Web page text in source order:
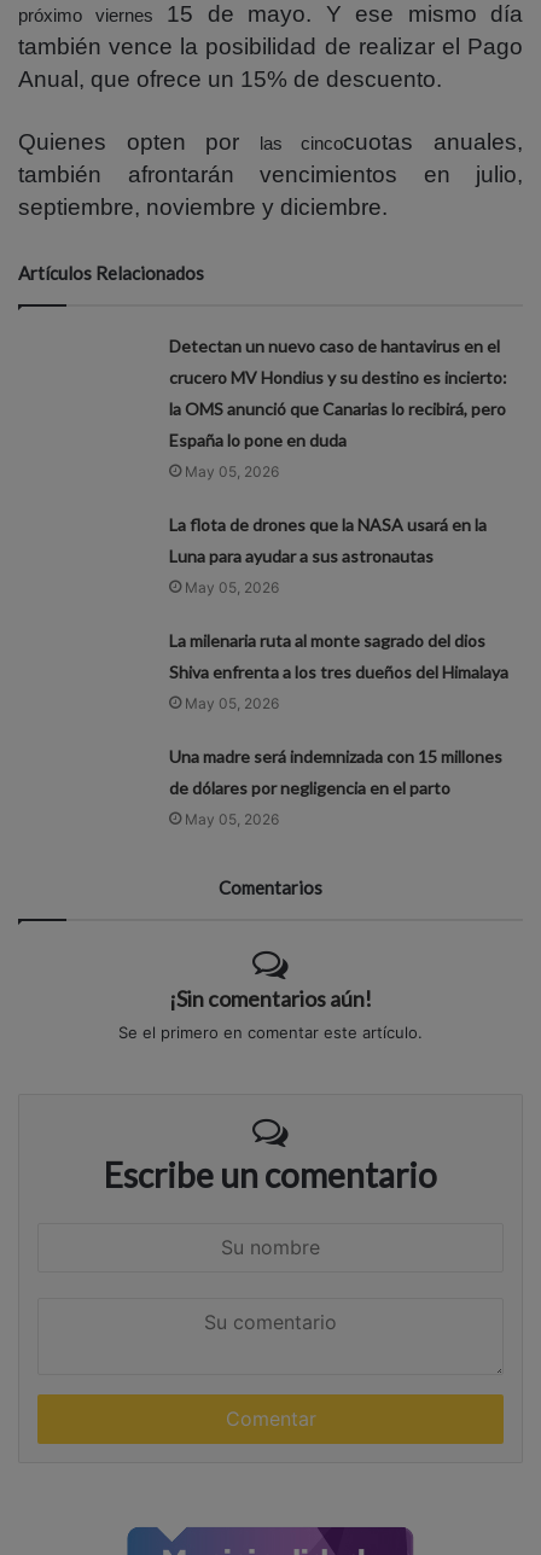
próximo viernes
15 de mayo. Y ese mismo día
también vence la posibilidad de realizar el Pago
Anual, que ofrece un 15% de descuento.
Quienes opten por las cincocuotas anuales,
también afrontarán vencimientos en julio,
septiembre, noviembre y diciembre.
Artículos Relacionados
Detectan un nuevo caso de hantavirus en el
crucero MV Hondius y su destino es incierto:
la OMS anunció que Canarias lo recibirá, pero
España lo pone en duda
May 05, 2026
La flota de drones que la NASA usará en la
Luna para ayudar a sus astronautas
May 05, 2026
La milenaria ruta al monte sagrado del dios
Shiva enfrenta a los tres dueños del Himalaya
May 05, 2026
Una madre será indemnizada con 15 millones
de dólares por negligencia en el parto
May 05, 2026
Comentarios
¡Sin comentarios aún!
Se el primero en comentar este artículo.
Escribe un comentario